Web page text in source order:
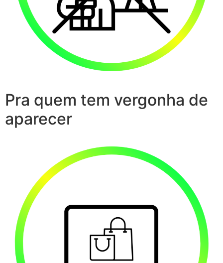
Pra quem tem vergonha de
aparecer